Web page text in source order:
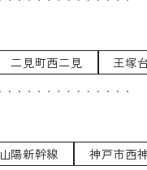
二見町西二見 王塚
山陽新幹線 神戸市西